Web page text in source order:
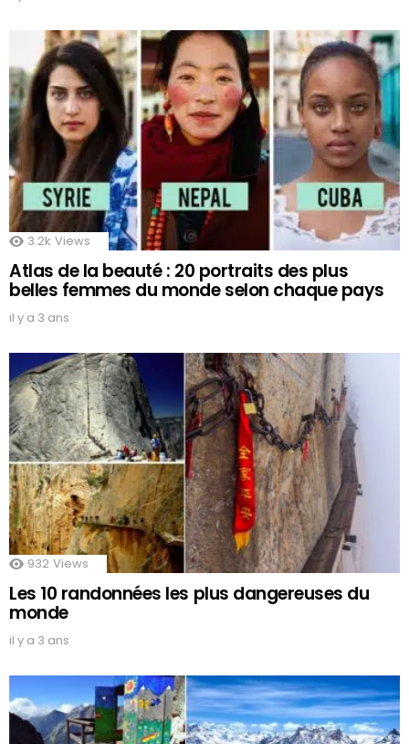
3.2k Views
Atlas de la beauté : 20 portraits des plus
belles femmes du monde selon chaque pays
il y a 3 ans
932 Views
Les 10 randonnées les plus dangereuses du
monde
il y a 3 ans